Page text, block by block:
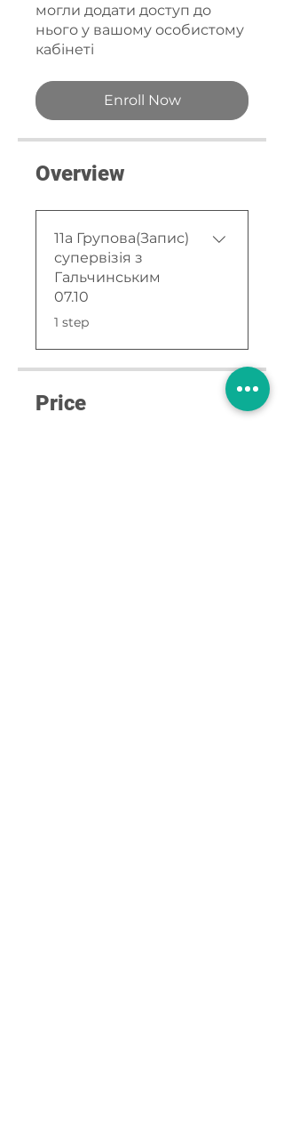
могли додати доступ до
нього у вашому особистому
кабінеті
Enroll Now
Overview
11а Групова(Запис)
супервізія з
Гальчинським
07.10
.1 step
Price